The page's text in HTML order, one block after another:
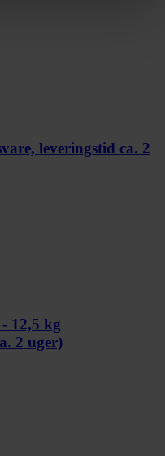
leveringstid ca. 2
12,5 kg
2 uger)